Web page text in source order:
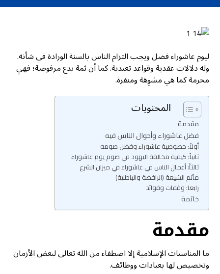
ليوم عاشوراء فضل ويجب التزام الناس بالسنة الورادة في شأنه.
وله دلالات عقدية وقواعد تعبدية. كما أن ثمة بدع مرفوضة؛ فهي
محرمة كما هي مشوِهة ومنفرة.
المحتويات
مقدمة
فضل عاشوراء وأحوال الناس فيه
أولاً: خصوصية عاشوراء وفضل صومه
ثانياً: كيفية مخالفة اليهود في صوم يوم عاشوراء
ثالثاً: أعمال الناس في عاشوراء في ميزان الشرع
مآتم الشيعة (الرافضة والباطنية)
رابعا: وقفات وفوائد
خاتمة
مقدمة
ما المناسبات الإسلامية إلا اصطفاء من الله تعالى لبعض الأزمان
وتخصيص لها بعبادات ووظائف.